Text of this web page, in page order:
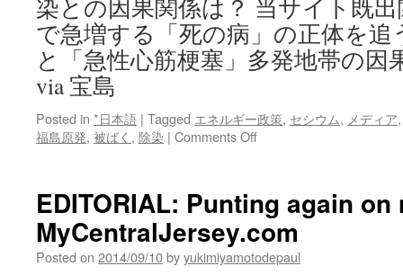
染との因果関係は？ 当サイト既
で急増する「死の病」の正体を
と「急性心筋梗塞」多発地帯の因
via 宝島
Posted in *日本語 | Tagged エネルギー政策, セシウム, メディア
福島原発, 被ばく , 除染 | Comments Offon
心
筋
梗
塞
EDITORIAL: Punting again
MyCentralJersey.com
Posted on 2014/09/10byyukimiyamotodepaul